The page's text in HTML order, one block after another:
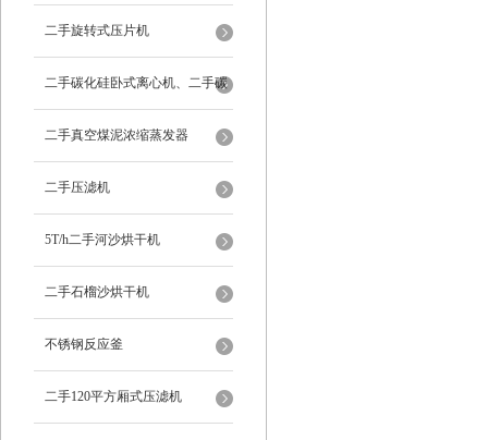
二手旋转式压片机
二手碳化硅卧式离心机、二手碳
化硅分级机、二手碳化硅水洗离
心机
二手真空煤泥浓缩蒸发器
二手压滤机
5T/h二手河沙烘干机
二手石榴沙烘干机
不锈钢反应釜
二手120平方厢式压滤机